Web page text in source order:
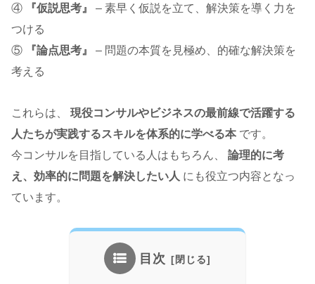
④
『仮説思考』
– 素早く仮説を立て、解決策を導く力を
つける
⑤
『論点思考』
– 問題の本質を見極め、的確な解決策を
考える
これらは、 現役コンサルやビジネスの最前線で活躍する
人たちが実践するスキルを体系的に学べる本 です。
今コンサルを目指している人はもちろん、 論理的に考
え、効率的に問題を解決したい人 にも役立つ内容となっ
ています。
目次